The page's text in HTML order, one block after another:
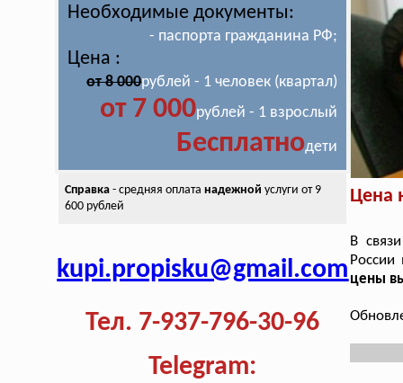
Необходимые документы:
- паспорта гражданина РФ;
Цена :
от 8 000рублей - 1 человек (квартал)
от 7 000рублей - 1 взрослый
Бесплатнодети
Справка- средняя оплата надежной услуги от 9
600 рублей
kupi.propisku@gmail.com
Тел. 7-937-796-30-96
Telegram:
Цена
В
цены